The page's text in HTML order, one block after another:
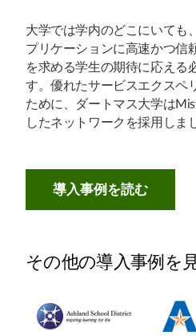
大学では学内のどこにいても
プリケーションに高速かつ信
を求める学生の期待に応える
す。優れたサービスエクスペ
ために、ダートマス大学は
したネットワークを採用しま
導入事例を読む
その他の導入事例を